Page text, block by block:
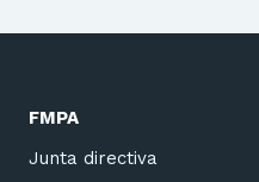
FMPA
Junta directiva